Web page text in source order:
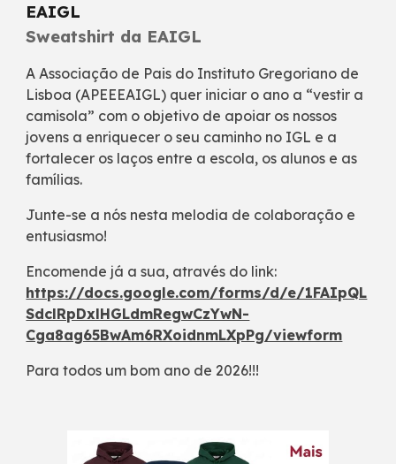
EAIGL
Sweatshirt da EAIGL
A Associação de Pais do Instituto Gregoriano de
Lisboa (APEEEAIGL) quer iniciar o ano a “vestir a
camisola” com o objetivo de apoiar os nossos
jovens a enriquecer o seu caminho no IGL e a
fortalecer os laços entre a escola, os alunos e as
famílias.
Junte-se a nós nesta melodia de colaboração e
entusiasmo!
Encomende já a sua, através do link:
https://docs.google.com/forms/d/e/1FAIpQL
SdclRpDxlHGLdmRegwCzYwN-
Cga8ag65BwAm6RXoidnmLXpPg/viewform
Para todos um bom ano de 2026!!!